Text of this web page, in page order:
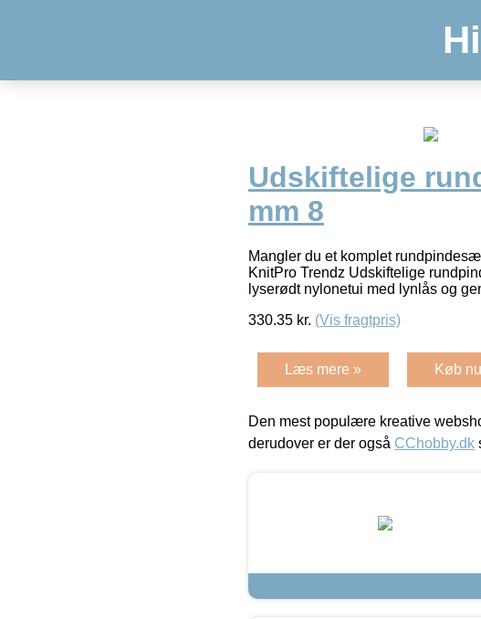
Udskiftelige
mm 8
Mangler du et komplet
KnitPro Trendz Udskiftelige
lyserødt nylonetui med lynlås og
330.35 kr. (Vis fragtpris)
Læs mere » Køb
Den mest populære kreative
derudover er der også CChobby.dk